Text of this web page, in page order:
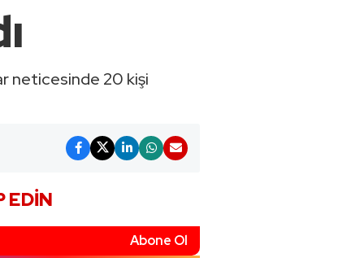
neticesinde 20 kişi
EDIN
Abone Ol